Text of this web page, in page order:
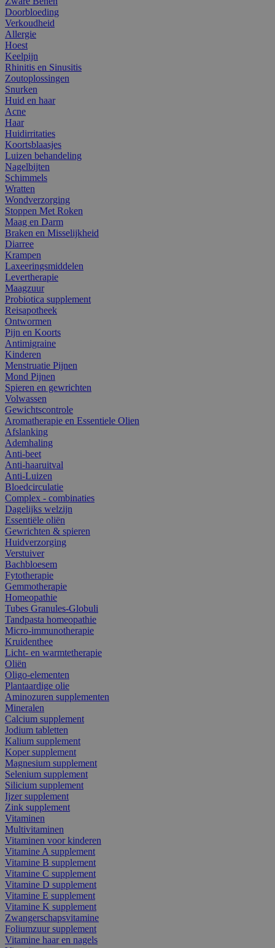
Doorbloeding
Verkoudheid
Allergie
Hoest
Keelpijn
Rhinitis en Sinusitis
Zoutoplossingen
Snurken
Huid en haar
Acne
Haar
Huidirritaties
Koortsblaasjes
Luizen behandeling
Nagelbijten
Schimmels
Wratten
Wondverzorging
Stoppen Met Roken
Maag en Darm
Braken en Misselijkheid
Diarree
Krampen
Laxeeringsmiddelen
Levertherapie
Maagzuur
Probiotica supplement
Reisapotheek
Ontwormen
Pijn en Koorts
Antimigraine
Kinderen
Menstruatie Pijnen
Mond Pijnen
Spieren en gewrichten
Volwassen
Gewichtscontrole
Aromatherapie en Essentiele Olien
Afslanking
Ademhaling
Anti-beet
Anti-haaruitval
Anti-Luizen
Bloedcirculatie
Complex - combinaties
Dagelijks welzijn
Essentiële oliën
Gewrichten & spieren
Huidverzorging
Verstuiver
Bachbloesem
Fytotherapie
Gemmotherapie
Homeopathie
Tubes Granules-Globuli
Tandpasta homeopathie
Micro-immunotherapie
Kruidenthee
Licht- en warmtetherapie
Oliën
Oligo-elementen
Plantaardige olie
Aminozuren supplementen
Mineralen
Calcium supplement
Jodium tabletten
Kalium supplement
Koper supplement
Magnesium supplement
Selenium supplement
Silicium supplement
Ijzer supplement
Zink supplement
Vitaminen
Multivitaminen
Vitaminen voor kinderen
Vitamine A supplement
Vitamine B supplement
Vitamine C supplement
Vitamine D supplement
Vitamine E supplement
Vitamine K supplement
Zwangerschapsvitamine
Foliumzuur supplement
Vitamine haar en nagels